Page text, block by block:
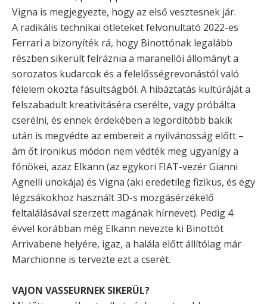
Vigna is megjegyezte, hogy az első vesztesnek jár.
A radikális technikai ötleteket felvonultató 2022-es
Ferrari a bizonyíték rá, hogy Binottónak legalább
részben sikerült felráznia a maranellói állományt a
sorozatos kudarcok és a felelősségrevonástól való
félelem okozta fásultságból. A hibáztatás kultúráját a
felszabadult kreativitáséra cserélte, vagy próbálta
cserélni, és ennek érdekében a legordítóbb bakik
után is megvédte az embereit a nyilvánosság előtt –
ám őt ironikus módon nem védték meg ugyanígy a
főnökei, azaz Elkann (az egykori FIAT-vezér Gianni
Agnelli unokája) és Vigna (aki eredetileg fizikus, és egy
légzsákokhoz használt 3D-s mozgásérzékelő
feltalálásával szerzett magának hírnevet). Pedig 4
évvel korábban még Elkann nevezte ki Binottót
Arrivabene helyére, igaz, a halála előtt állítólag már
Marchionne is tervezte ezt a cserét.
VAJON VASSEURNEK SIKERÜL?